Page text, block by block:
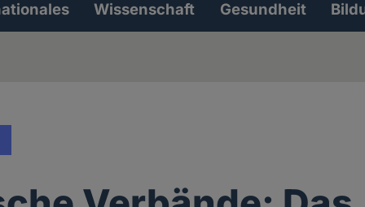
Wissenschaft Gesundheit